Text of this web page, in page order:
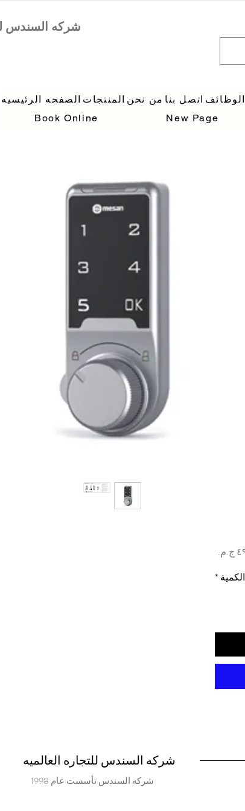
الصفحه الرئيسيه المنتجات من نحن اتصل بنا الوظائف
Book Online
New Page
السعر
الكمية *
شركه السندس للتجاره العالميه
شركه السندس تأسست عام 1998